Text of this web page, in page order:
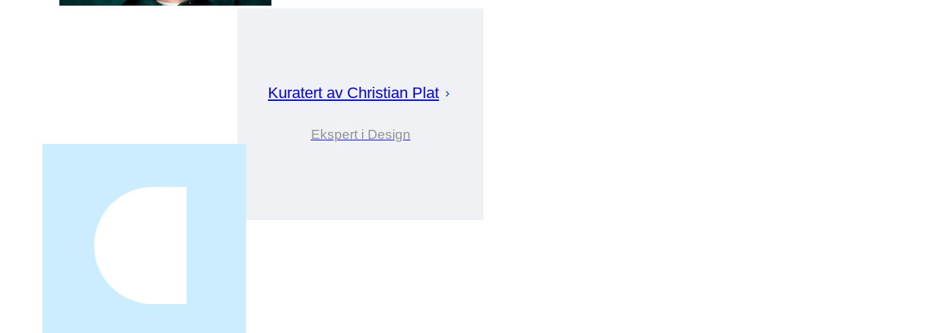
Kuratert av Christian Plat
Ekspert i Design